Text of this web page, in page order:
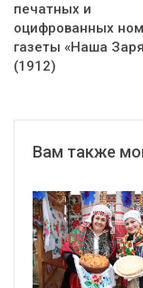
печатных и
оцифрованных
газеты «Наша
(1912)
Вам также